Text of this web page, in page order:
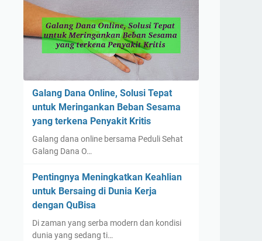
Galang Dana Online, Solusi Tepat
untuk Meringankan Beban Sesama
yang terkena Penyakit Kritis
Galang dana online bersama Peduli Sehat
Galang Dana O…
Pentingnya Meningkatkan Keahlian
untuk Bersaing di Dunia Kerja
dengan QuBisa
Di zaman yang serba modern dan kondisi
dunia yang sedang ti…